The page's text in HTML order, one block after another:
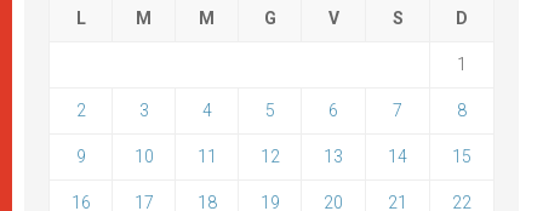
L M M G V S D
1
2 3 4 5 6 7 8
9 10 11 12 13 14 15
16 17 18 19 20 21 22